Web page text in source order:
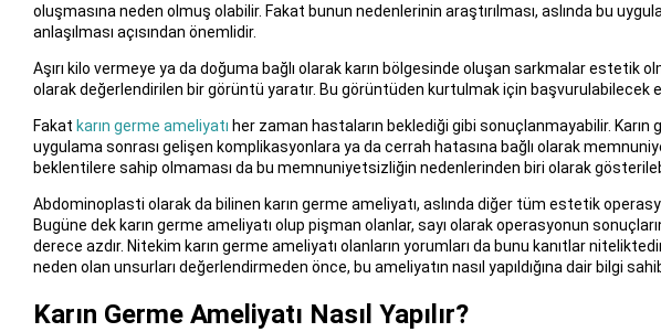
oluşmasına neden olmuş olabilir. Fakat bunun nedenlerinin araştırılması, aslında bu
anlaşılması açısından önemlidir.
Aşırı kilo vermeye ya da doğuma bağlı olarak karın bölgesinde oluşan sarkmalar estetik
olarak değerlendirilen bir görüntü yaratır. Bu görüntüden kurtulmak için başvurulabilecek
Fakat karın germe ameliyatı her zaman hastaların beklediği gibi sonuçlanmayabilir. Karın
uygulama sonrası gelişen komplikasyonlara ya da cerrah hatasına bağlı olarak
beklentilere sahip olmaması da bu memnuniyetsizliğin nedenlerinden biri olarak
Abdominoplasti olarak da bilinen karın germe ameliyatı, aslında diğer tüm estetik
Bugüne dek karın germe ameliyatı olup pişman olanlar, sayı olarak operasyonun
derece azdır. Nitekim karın germe ameliyatı olanların yorumları da bunu kanıtlar
neden olan unsurları değerlendirmeden önce, bu ameliyatın nasıl yapıldığına dair bilgi
Karın Germe Ameliyatı Nasıl Yapılır?